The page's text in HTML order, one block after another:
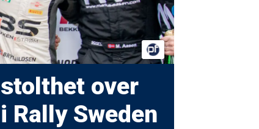
over
Rally Sweden